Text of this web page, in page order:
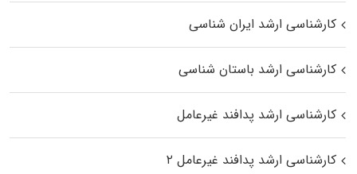
کارشناسی ارشد ایران شناسی
کارشناسی ارشد باستان شناسی
کارشناسی ارشد پدافند غیرعامل
کارشناسی ارشد پدافند غیرعامل ۲